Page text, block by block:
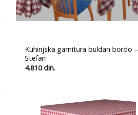
Kuhinjska garnitura buldan bordo –
Stefan
4.810din.